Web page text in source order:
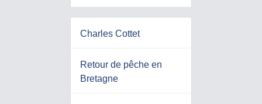
Charles Cottet
Retour de pêche en
Bretagne